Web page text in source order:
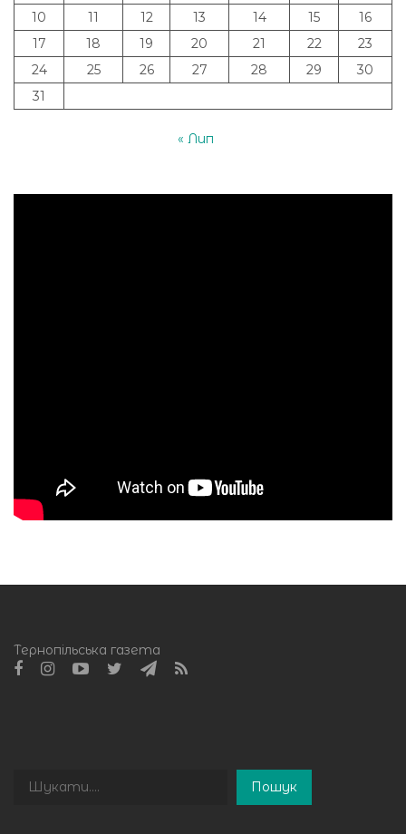
10
11 12 13 14 15
16
17
18 19 20 21 22
23
24
25 26 27 28 29
30
31
« Лип
Тернопільська газета
Пошук
Пошук